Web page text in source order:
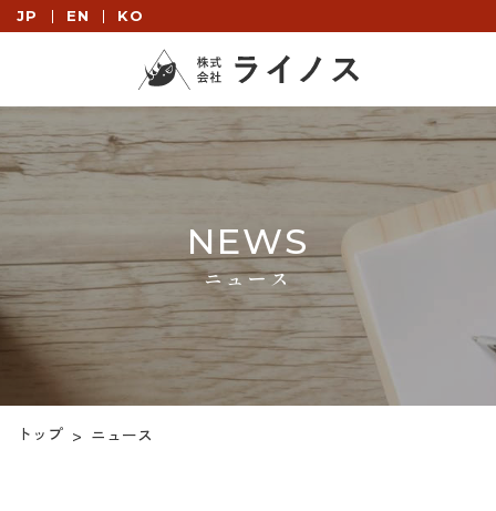
JP EN KO
NEWS
ニュース
トップ > ニュース